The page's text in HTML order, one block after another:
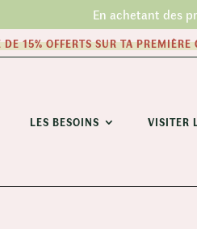
En achetant des
DE 15% OFFERTS SUR TA
LES BESOINS VISITER